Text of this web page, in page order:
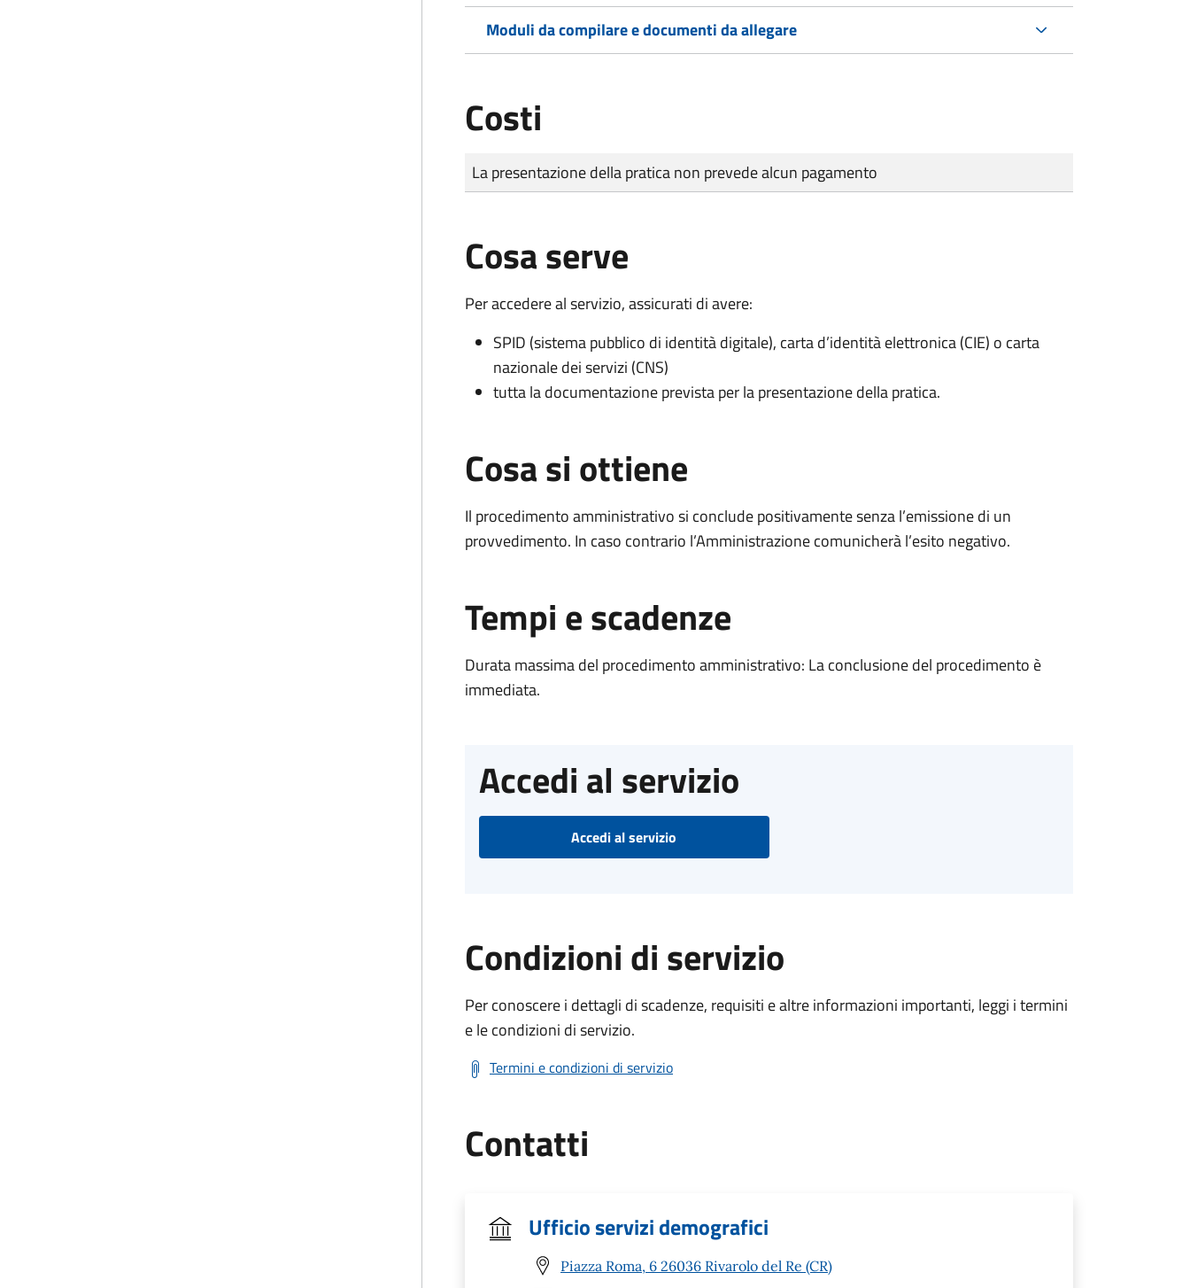
Moduli da compilare e documenti da allegare
Costi
Tipo di pagamento
Importo
La presentazione della pratica non prevede alcun pagamento
Cosa serve
Per accedere al servizio, assicurati di avere:
SPID (sistema pubblico di identità digitale), carta d’identità elettronica (CIE) o carta
nazionale dei servizi (CNS)
tutta la documentazione prevista per la presentazione della pratica.
Cosa si ottiene
Il procedimento amministrativo si conclude positivamente senza l’emissione di un
provvedimento. In caso contrario l’Amministrazione comunicherà l’esito negativo.
Tempi e scadenze
Durata massima del procedimento amministrativo: La conclusione del procedimento è
immediata.
Accedi al servizio
Accedi al servizio
Condizioni di servizio
Per conoscere i dettagli di scadenze, requisiti e altre informazioni importanti, leggi i termini
e le condizioni di servizio.
Termini e condizioni di servizio
Contatti
Ufficio servizi demografici
Piazza Roma, 6 26036 Rivarolo del Re (CR)